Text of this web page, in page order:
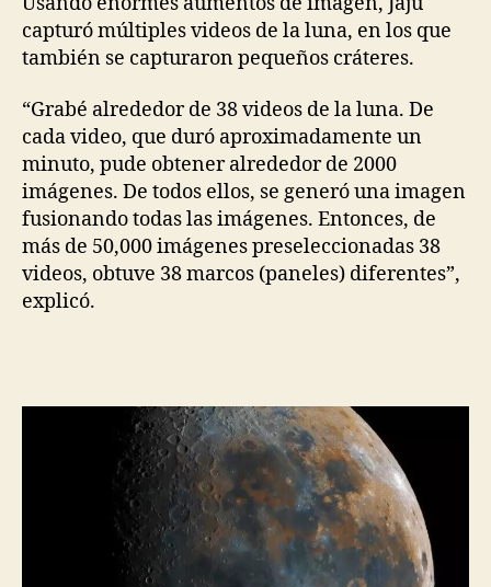
capturó múltiples videos de la luna, en los que
también se capturaron pequeños cráteres.
“Grabé alrededor de 38 videos de la luna. De
cada video, que duró aproximadamente un
minuto, pude obtener alrededor de 2000
imágenes. De todos ellos, se generó una imagen
fusionando todas las imágenes. Entonces, de
más de 50,000 imágenes preseleccionadas 38
videos, obtuve 38 marcos (paneles) diferentes”,
explicó.